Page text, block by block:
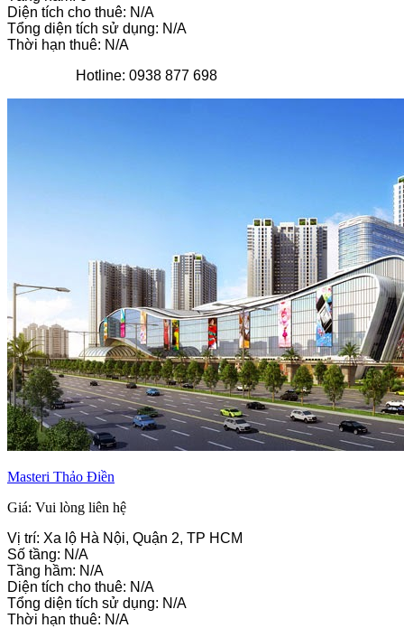
Diện tích cho thuê: N/A
Tổng diện tích sử dụng: N/A
Thời hạn thuê: N/A
Hotline: 0938 877 698
Masteri Thảo Điền
Giá: Vui lòng liên hệ
Vị trí: Xa lộ Hà Nội, Quận 2, TP HCM
Số tầng: N/A
Tầng hầm: N/A
Diện tích cho thuê: N/A
Tổng diện tích sử dụng: N/A
Thời hạn thuê: N/A